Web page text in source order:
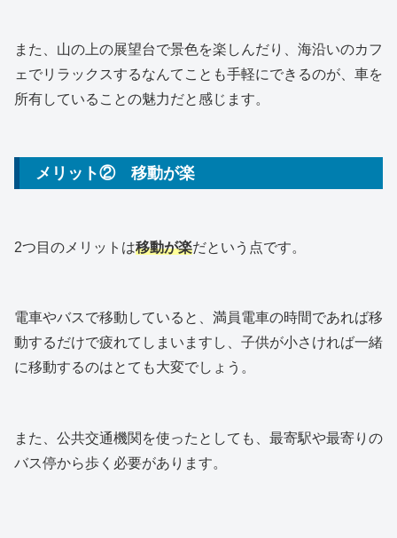
また、山の上の展望台で景色を楽しんだり、海沿いのカフ
ェでリラックスするなんてことも手軽にできるのが、車を
所有していることの魅力だと感じます。
メリット② 移動が楽
2つ目のメリットは移動が楽だという点です。
電車やバスで移動していると、満員電車の時間であれば移
動するだけで疲れてしまいますし、子供が小さければ一緒
に移動するのはとても大変でしょう。
また、公共交通機関を使ったとしても、最寄駅や最寄りの
バス停から歩く必要があります。